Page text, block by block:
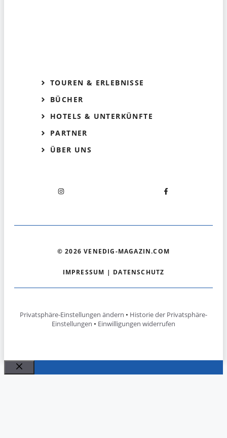
TOUREN & ERLEBNISSE
BÜCHER
HOTELS & UNTERKÜNFTE
PARTNER
ÜBER UNS
© 2026 VENEDIG-MAGAZIN.COM
IMPRESSUM | DATENSCHUTZ
Privatsphäre-Einstellungen ändern • Historie der Privatsphäre-
Einstellungen • Einwilligungen widerrufen
Schließen